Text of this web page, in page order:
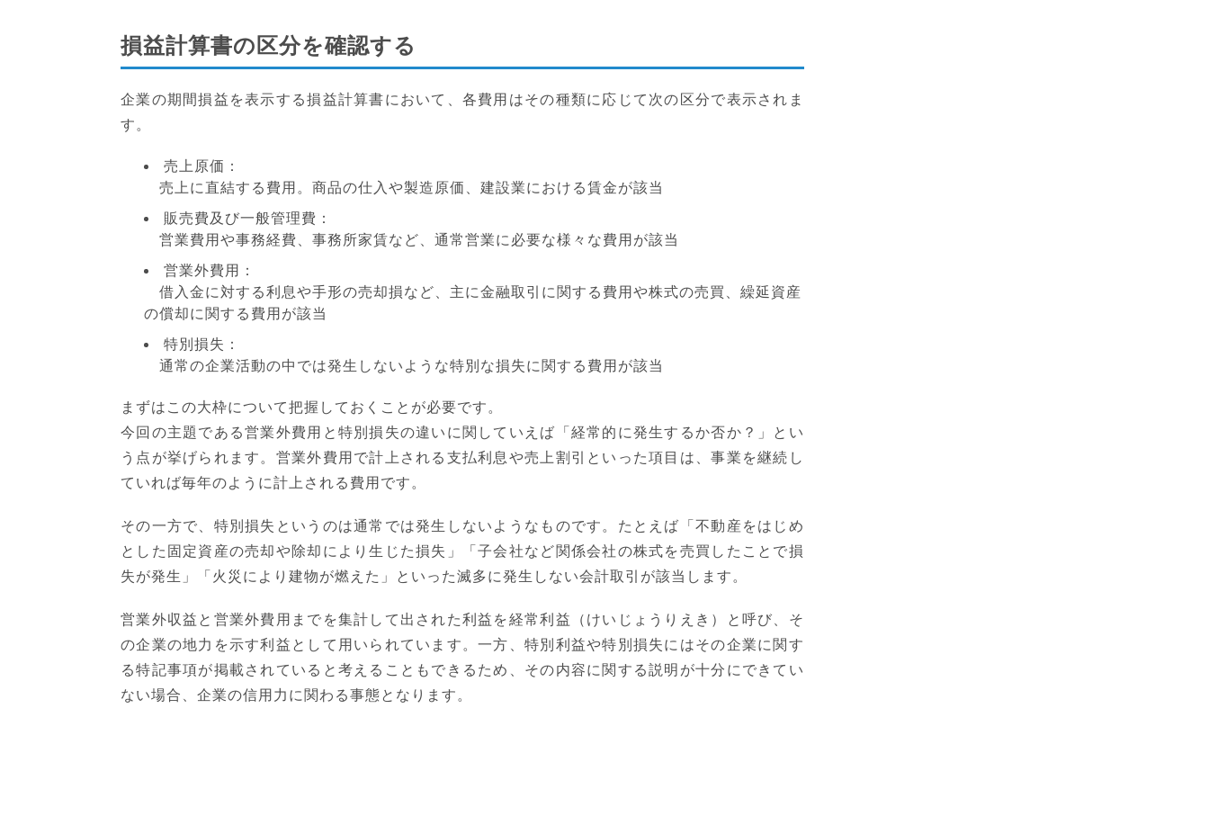
損益計算書の区分を確認する
企業の期間損益を表示する損益計算書において、各費用はその種類に応じて次の区分で表示されま
す。
売上原価：
売上に直結する費用。商品の仕入や製造原価、建設業における賃金が該当
販売費及び一般管理費：
営業費用や事務経費、事務所家賃など、通常営業に必要な様々な費用が該当
営業外費用：
借入金に対する利息や手形の売却損など、主に金融取引に関する費用や株式の売買、繰延資産
の償却に関する費用が該当
特別損失：
通常の企業活動の中では発生しないような特別な損失に関する費用が該当
まずはこの大枠について把握しておくことが必要です。
今回の主題である営業外費用と特別損失の違いに関していえば「経常的に発生するか否か？」とい
う点が挙げられます。営業外費用で計上される支払利息や売上割引といった項目は、事業を継続し
ていれば毎年のように計上される費用です。
その一方で、特別損失というのは通常では発生しないようなものです。たとえば「不動産をはじめ
とした固定資産の売却や除却により生じた損失」「子会社など関係会社の株式を売買したことで損
失が発生」「火災により建物が燃えた」といった滅多に発生しない会計取引が該当します。
営業外収益と営業外費用までを集計して出された利益を経常利益（けいじょうりえき）と呼び、そ
の企業の地力を示す利益として用いられています。一方、特別利益や特別損失にはその企業に関す
る特記事項が掲載されていると考えることもできるため、その内容に関する説明が十分にできてい
ない場合、企業の信用力に関わる事態となります。